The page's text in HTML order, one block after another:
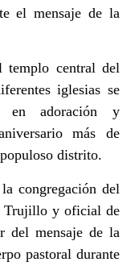
el mensaje de la
templo central del
iglesias se
en adoración y
más de
distrito.
congregación del
Trujillo y oficial de
del mensaje de la
pastoral durante